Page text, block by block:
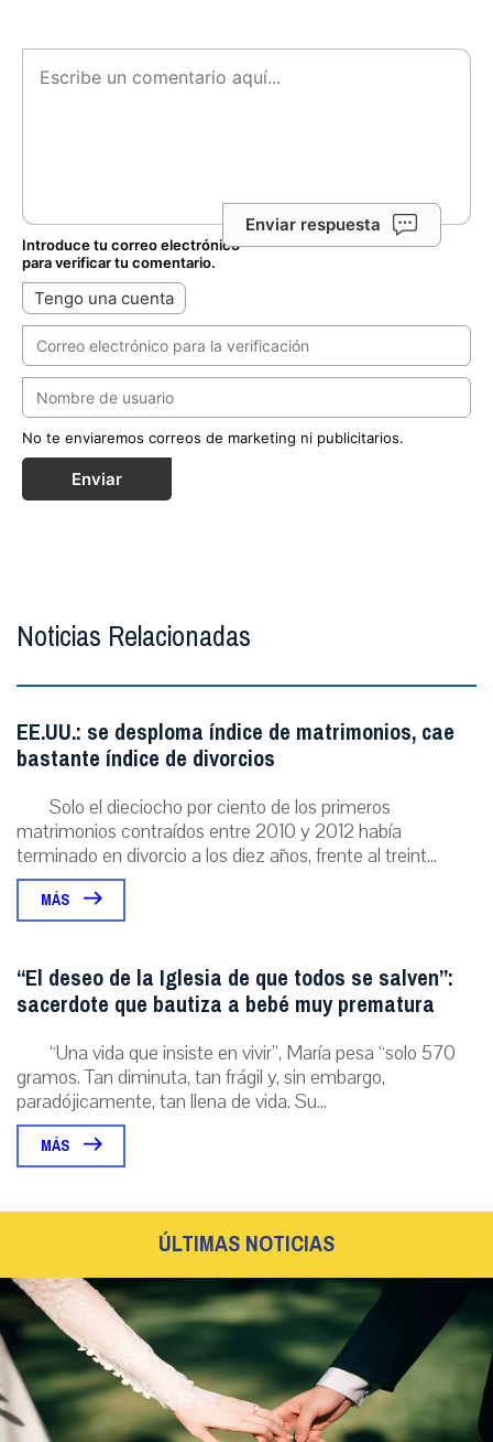
Enviar respuesta
Introduce tu correo electrónico
para verificar tu comentario.
Tengo una cuenta
No te enviaremos correos de marketing ni publicitarios.
Enviar
Noticias Relacionadas
EE.UU.: se desploma índice de matrimonios, cae
bastante índice de divorcios
Solo el dieciocho por ciento de los primeros
matrimonios contraídos entre 2010 y 2012 había
terminado en divorcio a los diez años, frente al treint...
MÁS
“El deseo de la Iglesia de que todos se salven”:
sacerdote que bautiza a bebé muy prematura
“Una vida que insiste en vivir”, María pesa “solo 570
gramos. Tan diminuta, tan frágil y, sin embargo,
paradójicamente, tan llena de vida. Su...
MÁS
ÚLTIMAS NOTICIAS